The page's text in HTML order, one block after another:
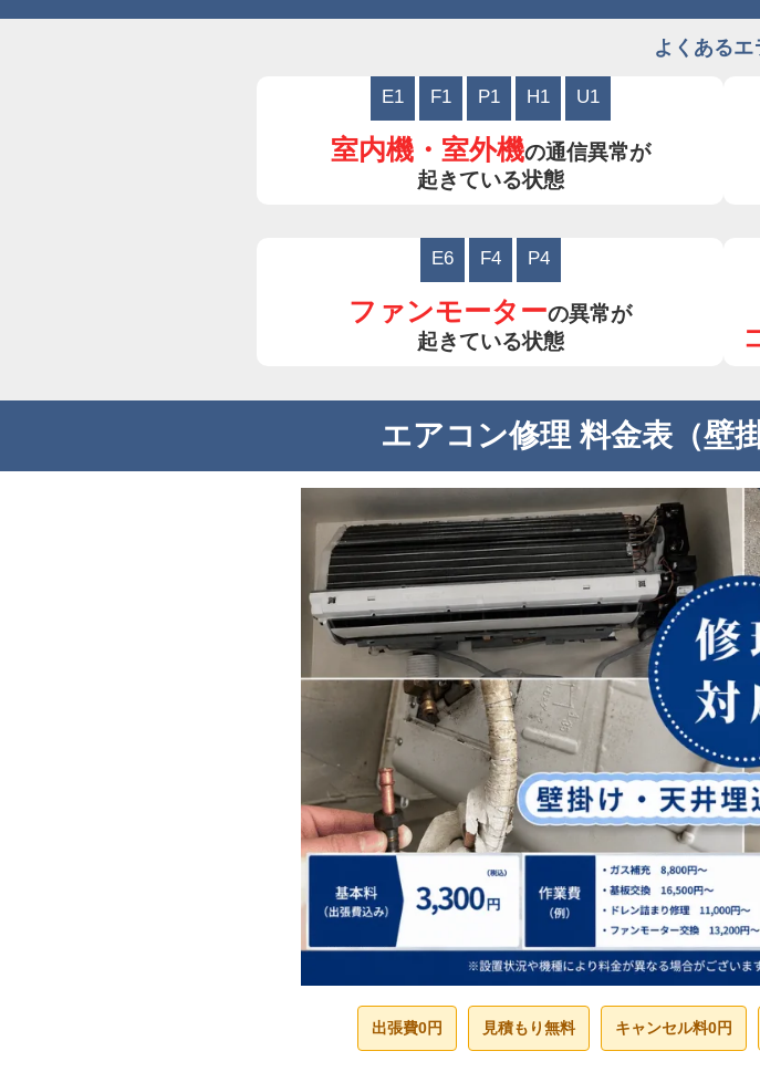
よくあるエ
E1 F1 P1 H1 U1
室内機・室外機の通信異常が
起きている状態
E6 F4 P4
ファンモーターの異常が
起きている状態
エアコン修理 料金表（壁
出張費0円 見積もり無料 キャンセル料0円